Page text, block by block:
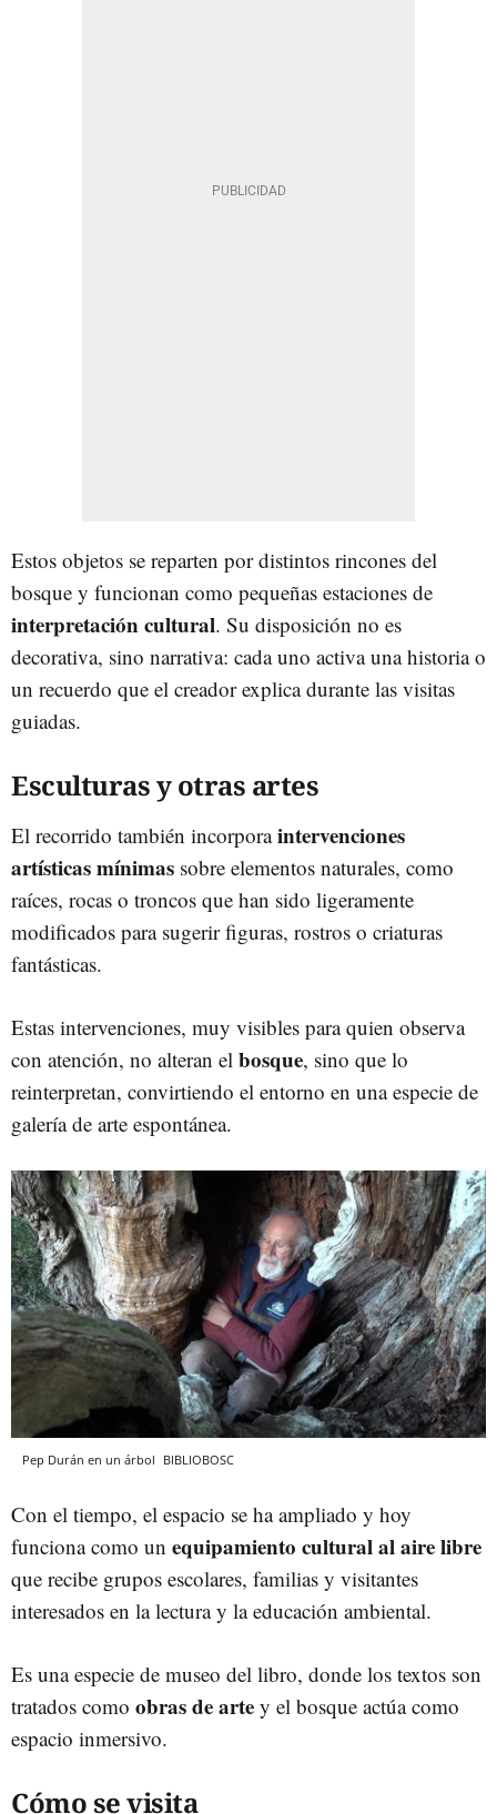
Estos objetos se reparten por distintos rincones del
bosque y funcionan como pequeñas estaciones de
interpretación cultural. Su disposición no es
decorativa, sino narrativa: cada uno activa una historia o
un recuerdo que el creador explica durante las visitas
guiadas.
Esculturas y otras artes
El recorrido también incorporaintervenciones
artísticas mínimas sobre elementos naturales, como
raíces, rocas o troncos que han sido ligeramente
modificados para sugerir figuras, rostros o criaturas
fantásticas.
Estas intervenciones, muy visibles para quien observa
con atención, no alteran el bosque, sino que lo
reinterpretan, convirtiendo el entorno en una especie de
galería de arte espontánea.
Pep Durán en un árbol BIBLIOBOSC
Con el tiempo, el espacio se ha ampliado y hoy
funciona como un equipamiento cultural al aire libre
que recibe grupos escolares, familias y visitantes
interesados en la lectura y la educación ambiental.
Es una especie de museo del libro, donde los textos son
tratados como obras de arte y el bosque actúa como
espacio inmersivo.
Cómo se visita